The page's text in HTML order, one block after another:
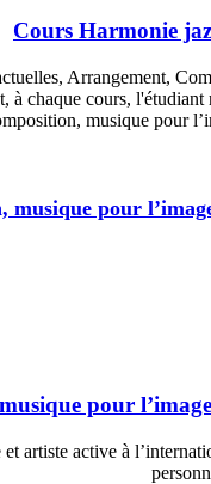
Cours Harmonie
Arrangement,
à chaque cours,
musique pour
pour
artiste active à